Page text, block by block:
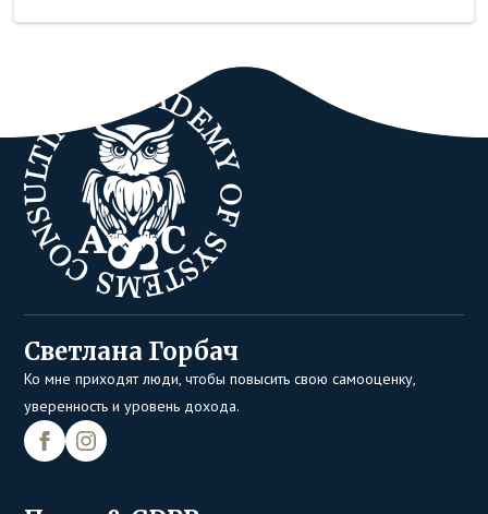
Светлана Горбач
Ко мне приходят люди, чтобы повысить свою самооценку,
уверенность и уровень дохода.